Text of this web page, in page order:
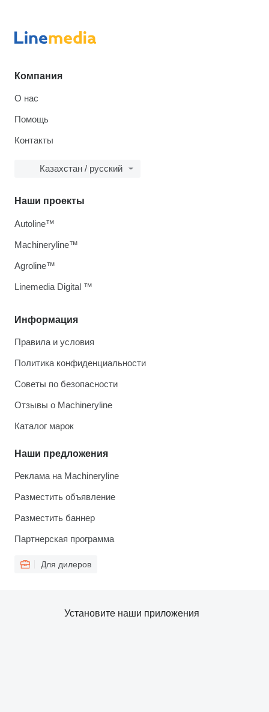
Компания
О нас
Помощь
Контакты
Казахстан / русский
Информация
Правила и условия
Политика конфиденциальности
Советы по безопасности
Отзывы о Machineryline
Каталог марок
Наши предложения
Реклама на Machineryline
Разместить объявление
Разместить баннер
Партнерская программа
Для дилеров
Наши проекты
Autoline™
Machineryline™
Agroline™
Linemedia Digital ™
Установите наши приложения